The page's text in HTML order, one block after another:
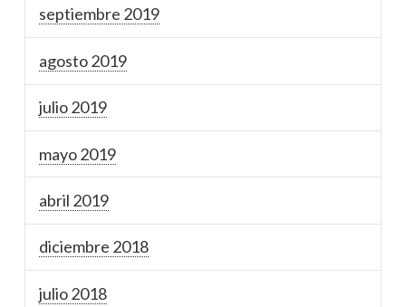
septiembre 2019
agosto 2019
julio 2019
mayo 2019
abril 2019
diciembre 2018
julio 2018